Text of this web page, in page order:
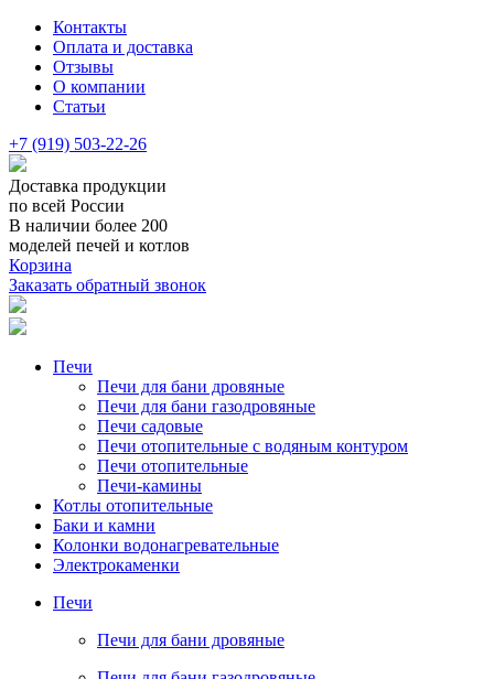
Контакты
Оплата и доставка
Отзывы
О компании
Статьи
+7 (919) 503-22-26
Доставка продукции
по всей России
В наличии более 200
моделей печей и котлов
Корзина
Заказать обратный звонок
Печи
Печи для бани дровяные
Печи для бани газодровяные
Печи садовые
Печи отопительные c водяным контуром
Печи отопительные
Печи-камины
Котлы отопительные
Баки и камни
Колонки водонагревательные
Электрокаменки
Печи
Печи для бани дровяные